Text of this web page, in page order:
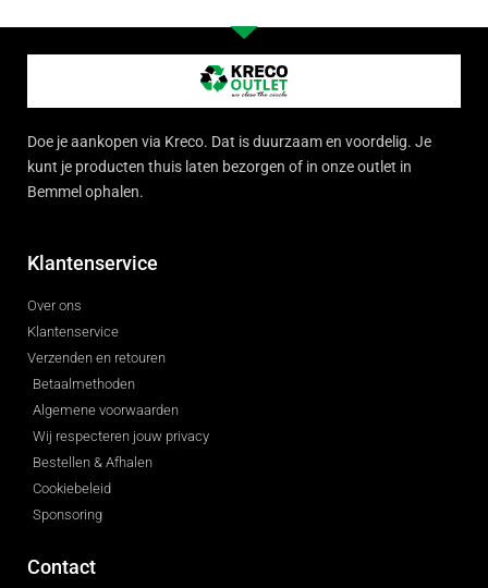
Doe je aankopen via Kreco. Dat is duurzaam en voordelig. Je
kunt je producten thuis laten bezorgen of in onze outlet in
Bemmel ophalen.
Klantenservice
Over ons
Klantenservice
Verzenden en retouren
Betaalmethoden
Algemene voorwaarden
Wij respecteren jouw privacy
Bestellen & Afhalen
Cookiebeleid
Sponsoring
Contact